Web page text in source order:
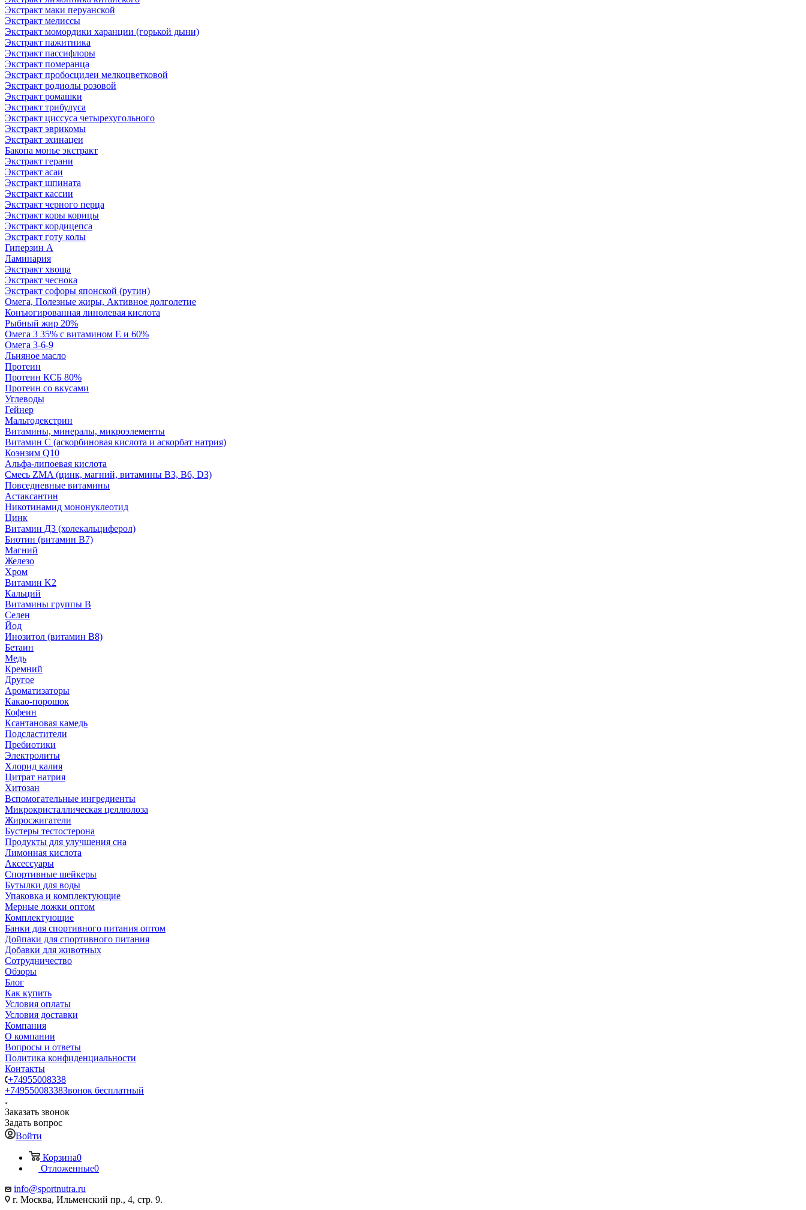
Экстракт маки перуанской
Экстракт мелиссы
Экстракт момордики харанции (горькой дыни)
Экстракт пажитника
Экстракт пассифлоры
Экстракт померанца
Экстракт пробосцидеи мелкоцветковой
Экстракт родиолы розовой
Экстракт ромашки
Экстракт трибулуса
Экстракт циссуса четырехугольного
Экстракт эврикомы
Экстракт эхинацеи
Бакопа монье экстракт
Экстракт герани
Экстракт асаи
Экстракт шпината
Экстракт кассии
Экстракт черного перца
Экстракт коры корицы
Экстракт кордицепса
Экстракт готу колы
Гиперзин А
Ламинария
Экстракт хвоща
Экстракт чеснока
Экстракт софоры японской (рутин)
Омега, Полезные жиры, Активное долголетие
Конъюгированная линолевая кислота
Рыбный жир 20%
Омега 3 35% с витамином Е и 60%
Омега 3-6-9
Льняное масло
Протеин
Протеин КСБ 80%
Протеин со вкусами
Углеводы
Гейнер
Мальтодекстрин
Витамины, минералы, микроэлементы
Витамин C (аскорбиновая кислота и аскорбат натрия)
Коэнзим Q10
Альфа-липоевая кислота
Смесь ZMA (цинк, магний, витамины B3, B6, D3)
Повседневные витамины
Астаксантин
Никотинамид мононуклеотид
Цинк
Витамин Д3 (холекальциферол)
Биотин (витамин B7)
Магний
Железо
Хром
Витамин K2
Кальций
Витамины группы B
Селен
Йод
Инозитол (витамин B8)
Бетаин
Медь
Кремний
Другое
Ароматизаторы
Какао-порошок
Кофеин
Ксантановая камедь
Подсластители
Пребиотики
Электролиты
Хлорид калия
Цитрат натрия
Хитозан
Вспомогательные ингредиенты
Микрокристаллическая целлюлоза
Жиросжигатели
Бустеры тестостерона
Продукты для улучшения сна
Лимонная кислота
Аксессуары
Спортивные шейкеры
Бутылки для воды
Упаковка и комплектующие
Мерные ложки оптом
Комплектующие
Банки для спортивного питания оптом
Дойпаки для спортивного питания
Добавки для животных
Сотрудничество
Обзоры
Блог
Как купить
Условия оплаты
Условия доставки
Компания
О компании
Вопросы и ответы
Политика конфиденциальности
Контакты
+74955008338
+74955008338Звонок бесплатный
Заказать звонок
Задать вопрос
Войти
Корзина0
Отложенные0
info@sportnutra.ru
г. Москва, Ильменский пр., 4, стр. 9.